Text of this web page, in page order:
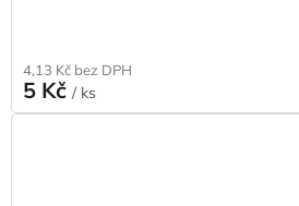
4,13 Kč bez DPH
5 Kč / ks